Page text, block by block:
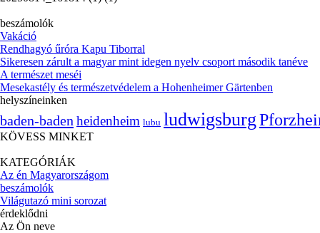
beszámolók
Vakáció
Rendhagyó űróra Kapu Tiborral
Sikeresen zárult a magyar mint idegen nyelv csoport második tanéve
A természet meséi
Mesekastély és természetvédelem a Hohenheimer Gärtenben
helyszíneinken
baden-baden heidenheim lubu ludwigsburg
KÖVESS MINKET
KATEGÓRIÁK
Az én Magyarországom
beszámolók
Világutazó mini sorozat
érdeklődni
Az Ön neve